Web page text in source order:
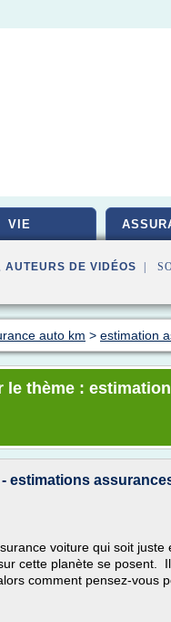
VIE
AUTEURS DE VIDÉOS |
auto km > estimation
thème :
estimations
voiture qui soit juste
cette planète se posent.
comment pensez-vous